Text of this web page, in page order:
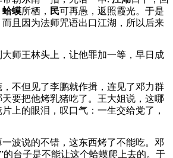
蛤蟆所栖， 民可再愚，返照霞光。于是
且因为法师咒语出口江湖，所以后来
师王林头上，让他罪加一等，早日成
不但见了李鹏就作揖，连见了邓力群
要把他烤乳猪吃了。王大姐说，这哪
上的眼泪，叹口气：一生交给党了，
波说的不错，这东西烤了不能吃。邓
的台子是不能让这个蛤蟆爬上去的。于